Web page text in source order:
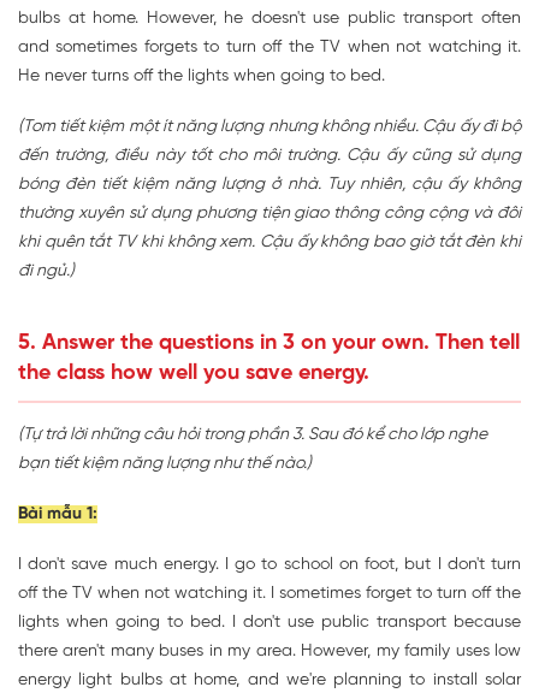
bulbs at home. However, he doesn't use public transport often
and sometimes forgets to turn off the TV when not watching it.
He never turns off the lights when going to bed.
(Tom tiết kiệm một ít năng lượng nhưng không nhiều. Cậu ấy đi bộ
đến trường, điều này tốt cho môi trường. Cậu ấy cũng sử dụng
bóng đèn tiết kiệm năng lượng ở nhà. Tuy nhiên, cậu ấy không
thường xuyên sử dụng phương tiện giao thông công cộng và đôi
khi quên tắt TV khi không xem. Cậu ấy không bao giờ tắt đèn khi
đi ngủ.)
5. Answer the questions in 3 on your own. Then tell
the class how well you save energy.
(Tự trả lời những câu hỏi trong phần 3. Sau đó kể cho lớp nghe
bạn tiết kiệm năng lượng như thế nào.)
Bài mẫu 1:
I don't save much energy. I go to school on foot, but I don't turn
off the TV when not watching it. I sometimes forget to turn off the
lights when going to bed. I don't use public transport because
there aren't many buses in my area. However, my family uses low
energy light bulbs at home, and we're planning to install solar